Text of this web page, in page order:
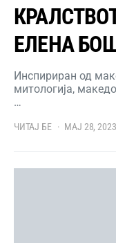
ЕЛЕНА
Инспириран од
митологија,
…
ЧИТАЈ БЕ МАЈ 28, 2023